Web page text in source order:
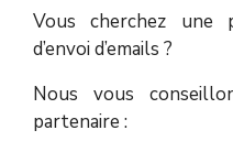
Vous cherchez une
d’envoi d’emails ?
Nous vous
partenaire :